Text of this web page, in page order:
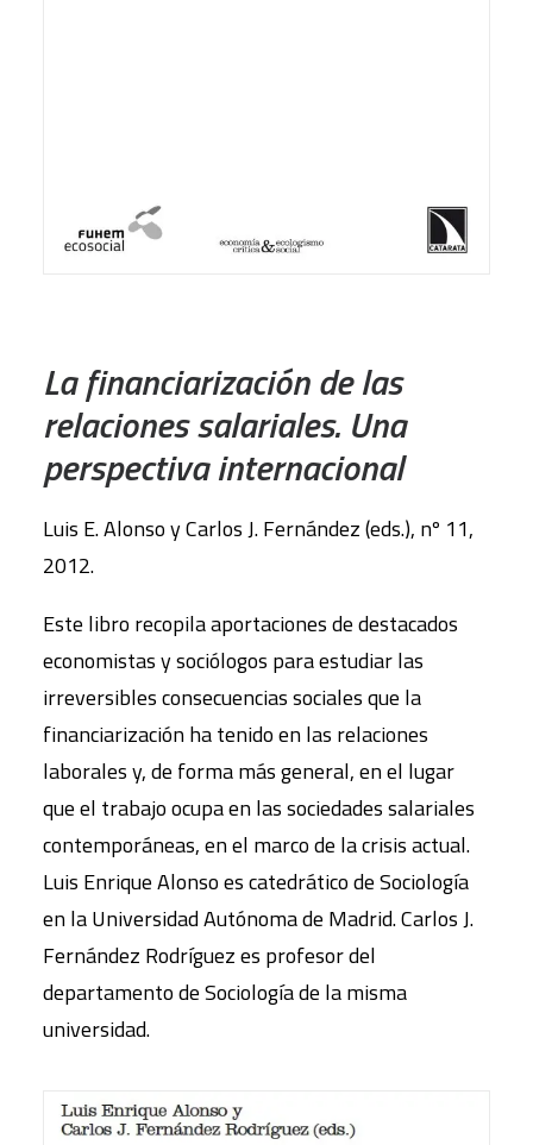
La financiarización de las
relaciones salariales. Una
perspectiva internacional
Luis E. Alonso y Carlos J. Fernández (eds.), nº 11,
2012.
Este libro recopila aportaciones de destacados
economistas y sociólogos para estudiar las
irreversibles consecuencias sociales que la
financiarización ha tenido en las relaciones
laborales y, de forma más general, en el lugar
que el trabajo ocupa en las sociedades salariales
contemporáneas, en el marco de la crisis actual.
Luis Enrique Alonso es catedrático de Sociología
en la Universidad Autónoma de Madrid. Carlos J.
Fernández Rodríguez es profesor del
departamento de Sociología de la misma
universidad.